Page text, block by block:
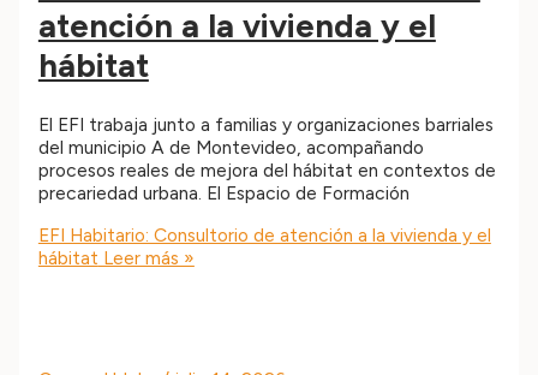
atención a la vivienda y el
hábitat
El EFI trabaja junto a familias y organizaciones barriales
del municipio A de Montevideo, acompañando
procesos reales de mejora del hábitat en contextos de
precariedad urbana. El Espacio de Formación
EFI Habitario: Consultorio de atención a la vivienda y el
hábitat Leer más »